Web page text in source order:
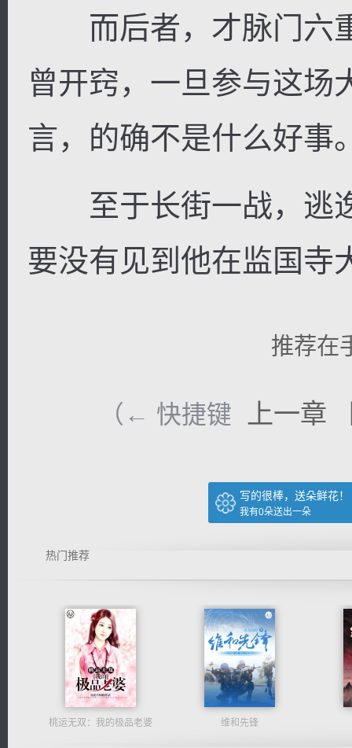
而后者，才脉门六
曾开窍，一旦参与这场
言，的确不是什么好事
至于长街一战，逃
要没有见到他在监国寺
推荐在
（← 快捷键 上一章
写的很棒，送朵鲜花！
我有0朵送出一朵
热门推荐
桃运无双：我的极品老婆 维和先锋